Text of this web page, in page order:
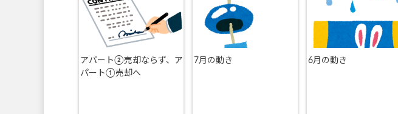
アパート②売却ならず、ア
パート①売却へ
7月の動き 6月の動き